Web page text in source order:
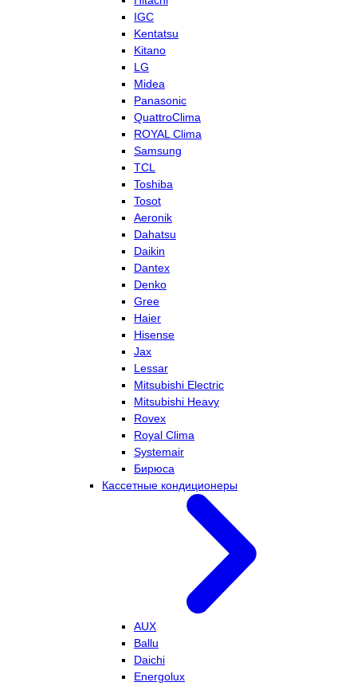
IGC
Kentatsu
Kitano
LG
Midea
Panasonic
QuattroClima
ROYAL Clima
Samsung
TCL
Toshiba
Tosot
Aeronik
Dahatsu
Daikin
Dantex
Denko
Gree
Haier
Hisense
Jax
Lessar
Mitsubishi Electric
Mitsubishi Heavy
Rovex
Royal Clima
Systemair
Бирюса
Кассетные кондиционеры
AUX
Ballu
Daichi
Energolux